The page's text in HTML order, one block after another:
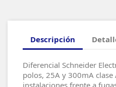
Descripción
Diferencial Schneider
polos, 25A y 300mA clase
instalaciones frente a